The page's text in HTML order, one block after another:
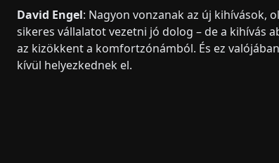
David Engel: Nagyon vonzanak az új kihívások,
sikeres vállalatot vezetni jó dolog – de a kihívás
az kizökkent a komfortzónámból. És ez
kívül helyezkednek el.